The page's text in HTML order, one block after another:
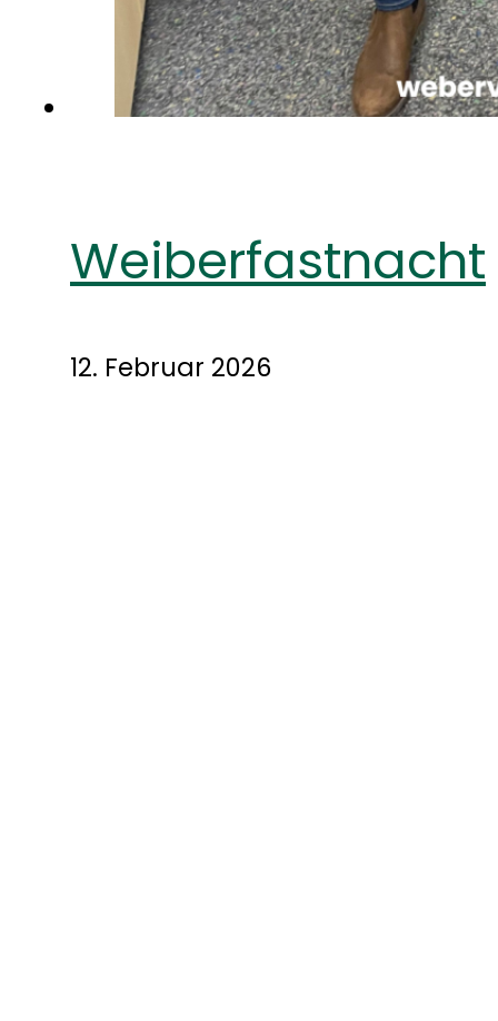
Weiberfastnacht
12. Februar 2026